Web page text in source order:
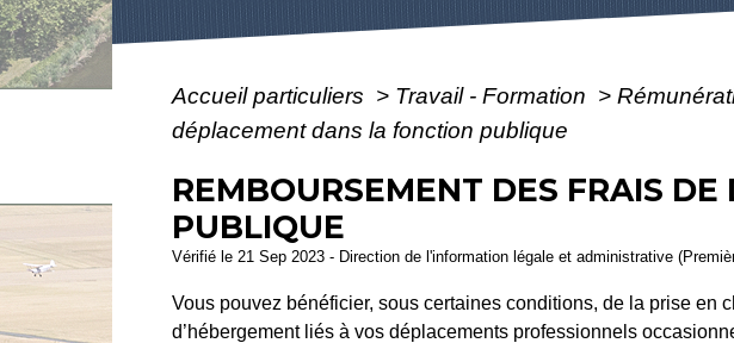
Accueil particuliers > Travail - Formation >
déplacement dans la fonction publique
REMBOURSEMENT DES FRAIS
PUBLIQUE
Vérifié le 21 Sep 2023 - Direction de l'information légale et administrative
Vous pouvez bénéficier, sous certaines conditions, de la prise en
d’hébergement liés à vos déplacements professionnels